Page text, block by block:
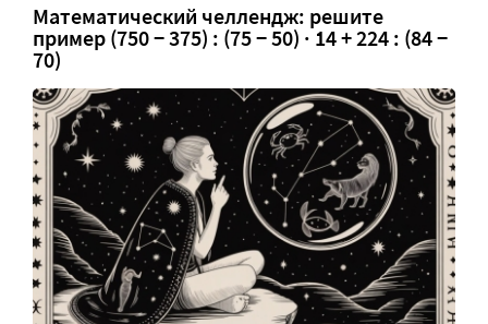
Математический челлендж: решите
пример (750 − 375) : (75 − 50) · 14 + 224 : (84 −
70)